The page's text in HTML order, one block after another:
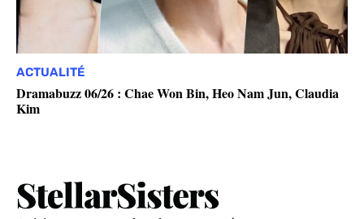
ACTUALITÉ
Dramabuzz 06/26 : Chae Won Bin, Heo Nam Jun, Claudia
Kim